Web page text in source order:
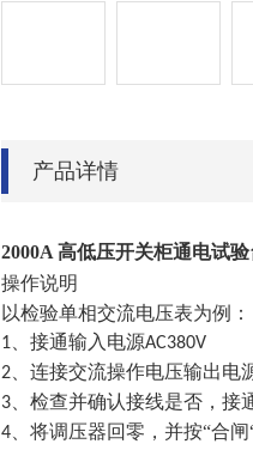
产品详情
2000A 高低压开关柜通电试验
操作说明
以检验单相交流电压表为例：
1 、接通输入电源AC380V
2 、连接交流操作电压输出电
3 、检查并确认接线是否，接
4 、将调压器回零，并按“合闸